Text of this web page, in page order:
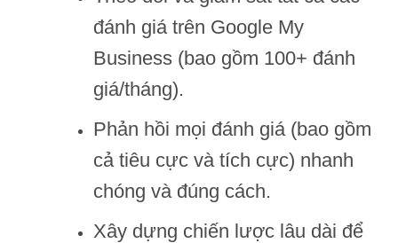
đánh giá trên Google My
Business (bao gồm 100+ đánh
giá/tháng).
Phản hồi mọi đánh giá (bao gồm
cả tiêu cực và tích cực) nhanh
chóng và đúng cách.
Xây dựng chiến lược lâu dài để